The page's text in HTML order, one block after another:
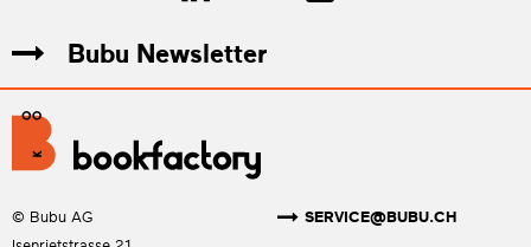
Bubu Newsletter
© Bubu AG
SERVICE@BUBU.CH